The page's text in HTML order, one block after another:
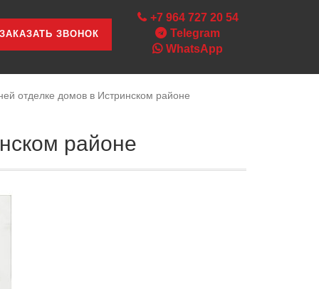
ЗВОНОК
+7 964 727 20 54
Telegram
WhatsApp
отделке домов в Истринском районе
районе